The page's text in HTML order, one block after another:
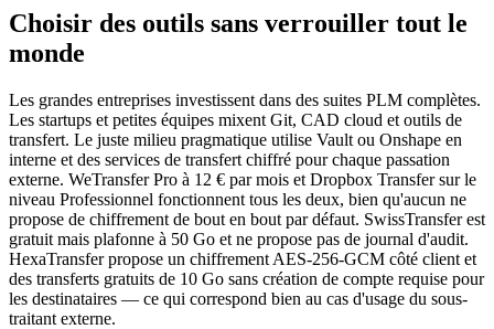
Choisir des outils sans verrouiller tout le
monde
Les grandes entreprises investissent dans des suites PLM complètes.
Les startups et petites équipes mixent Git, CAD cloud et outils de
transfert. Le juste milieu pragmatique utilise Vault ou Onshape en
interne et des services de transfert chiffré pour chaque passation
externe. WeTransfer Pro à 12 € par mois et Dropbox Transfer sur le
niveau Professionnel fonctionnent tous les deux, bien qu'aucun ne
propose de chiffrement de bout en bout par défaut. SwissTransfer est
gratuit mais plafonne à 50 Go et ne propose pas de journal d'audit.
HexaTransfer propose un chiffrement AES-256-GCM côté client et
des transferts gratuits de 10 Go sans création de compte requise pour
les destinataires — ce qui correspond bien au cas d'usage du sous-
traitant externe.